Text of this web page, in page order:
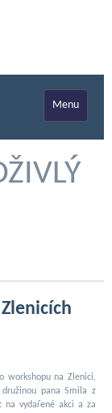
Menu
workshopu na Zlenici,
pana Smila z
na vydařené akci a za